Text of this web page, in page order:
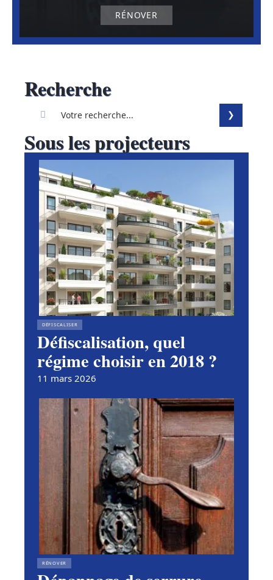
RÉNOVER
Recherche
Sous les projecteurs
DÉFISCALISER
Défiscalisation, quel
régime choisir en 2018 ?
11 mars 2026
RÉNOVER